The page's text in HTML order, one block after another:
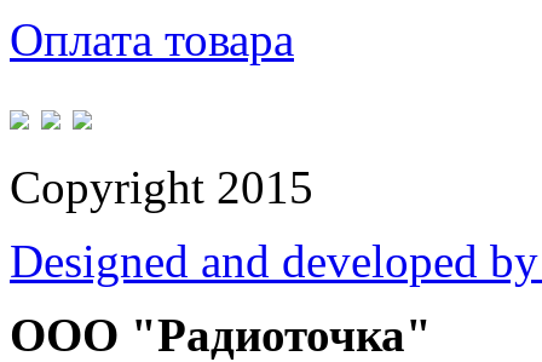
Оплата товара
Copyright 2015
Designed and developed
ООО "Радиоточка"